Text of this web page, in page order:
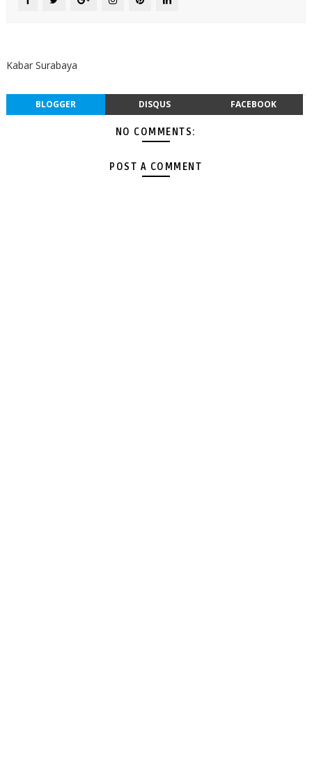
Kabar Surabaya
BLOGGER DISQUS FACEBOOK
NO COMMENTS:
POST A COMMENT